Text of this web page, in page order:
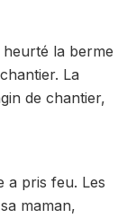
la berme
La
de chantier,
a pris feu. Les
maman,